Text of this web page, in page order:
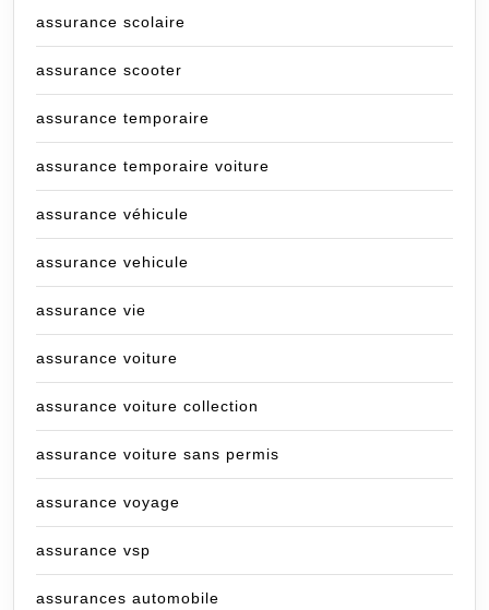
assurance scolaire
assurance scooter
assurance temporaire
assurance temporaire voiture
assurance véhicule
assurance vehicule
assurance vie
assurance voiture
assurance voiture collection
assurance voiture sans permis
assurance voyage
assurance vsp
assurances automobile